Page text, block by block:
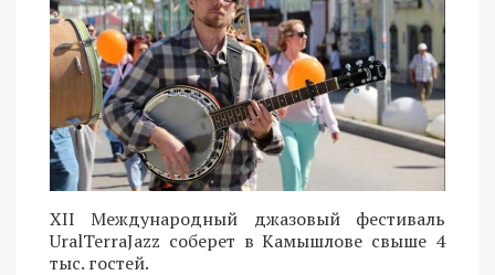
XII Международный джазовый фестиваль
UralTerraJazz соберет в Камышлове свыше 4
тыс. гостей.